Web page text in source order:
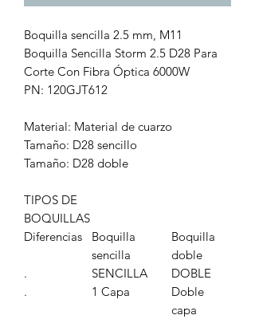
Boquilla sencilla 2.5 mm, M11
Boquilla Sencilla Storm 2.5 D28 Para
Corte Con Fibra Óptica 6000W
PN: 120GJT612
Material: Material de cuarzo
Tamaño: D28 sencillo
Tamaño: D28 doble
TIPOS DE
BOQUILLAS
Diferencias
Boquilla
sencilla
Boquilla
doble
.
SENCILLA
DOBLE
.
1 Capa
Doble
capa